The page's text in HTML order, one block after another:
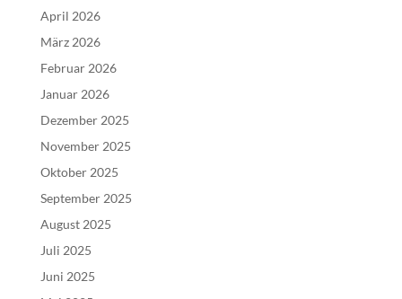
April 2026
März 2026
Februar 2026
Januar 2026
Dezember 2025
November 2025
Oktober 2025
September 2025
August 2025
Juli 2025
Juni 2025